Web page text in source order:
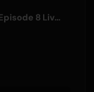
BanG Dream! Yume∞Mita Episode 8 Live Clip Released